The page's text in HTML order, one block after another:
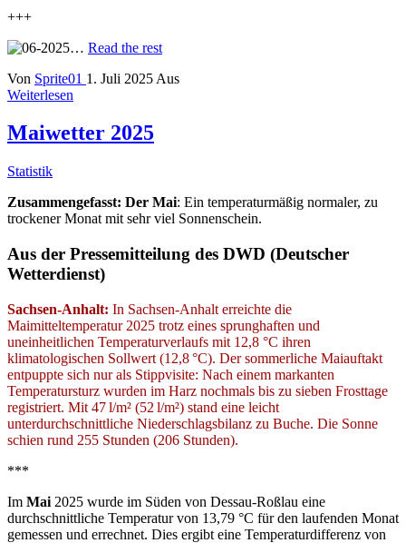
+++
… Read the rest
Von Sprite01 1. Juli 2025 Aus
Weiterlesen
Maiwetter 2025
Statistik
Zusammengefasst: Der Mai: Ein temperaturmäßig normaler, zu
trockener Monat mit sehr viel Sonnenschein.
Aus der Pressemitteilung des DWD (Deutscher
Wetterdienst)
Sachsen-Anhalt: In Sachsen-Anhalt erreichte die
Maimitteltemperatur 2025 trotz eines sprunghaften und
uneinheitlichen Temperaturverlaufs mit 12,8 °C ihren
klimatologischen Sollwert (12,8 °C). Der sommerliche Maiauftakt
entpuppte sich nur als Stippvisite: Nach einem markanten
Temperatursturz wurden im Harz nochmals bis zu sieben Frosttage
registriert. Mit 47 l/m² (52 l/m²) stand eine leicht
unterdurchschnittliche Niederschlagsbilanz zu Buche. Die Sonne
schien rund 255 Stunden (206 Stunden).
***
Im Mai 2025 wurde im Süden von Dessau-Roßlau eine
durchschnittliche Temperatur von 13,79 °C für den laufenden Monat
gemessen und errechnet. Dies ergibt eine Temperaturdifferenz von